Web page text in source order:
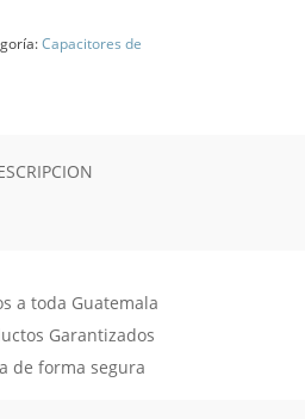
Capacitores de
a toda Guatemala
Garantizados
de forma segura